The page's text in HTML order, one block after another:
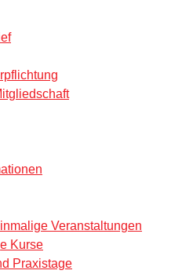
Veranstaltungen
Kurse
Praxistage